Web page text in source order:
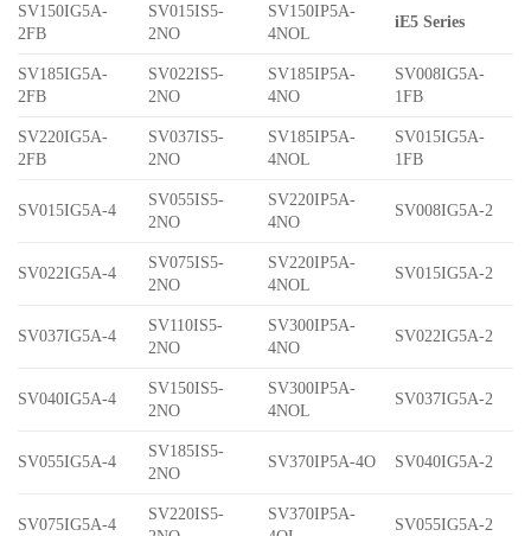
SV150IG5A-
2FB
SV015IS5-
2NO
SV150IP5A-
4NOL
iE5 Series
SV185IG5A-
2FB
SV022IS5-
2NO
SV185IP5A-
4NO
SV008IG5A-
1FB
SV220IG5A-
2FB
SV037IS5-
2NO
SV185IP5A-
4NOL
SV015IG5A-
1FB
SV015IG5A-4
SV055IS5-
2NO
SV220IP5A-
4NO
SV008IG5A-2
SV022IG5A-4
SV075IS5-
2NO
SV220IP5A-
4NOL
SV015IG5A-2
SV037IG5A-4
SV110IS5-
2NO
SV300IP5A-
4NO
SV022IG5A-2
SV040IG5A-4
SV150IS5-
2NO
SV300IP5A-
4NOL
SV037IG5A-2
SV055IG5A-4
SV185IS5-
2NO
SV370IP5A-4O SV040IG5A-2
SV075IG5A-4
SV220IS5-
SV370IP5A-
SV055IG5A-2